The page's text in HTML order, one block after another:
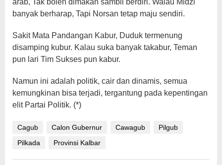
banyak berharap, Tapi Norsan tetap maju sendiri.
Sakit Mata Pandangan Kabur, Duduk termenung
disamping kubur. Kalau suka banyak takabur, Teman
pun lari Tim Sukses pun kabur.
Namun ini adalah politik, cair dan dinamis, semua
kemungkinan bisa terjadi, tergantung pada kepentingan
elit Partai Politik. (*)
Cagub Calon Gubernur Cawagub
Pilgub
Pilkada
Provinsi Kalbar